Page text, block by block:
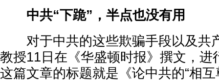
中共“下跪”，半点也没有用
对于中共的这些欺骗手段以及共
教授11日在《华盛顿时报》撰文，进
这篇文章的标题就是《论中共的“相互